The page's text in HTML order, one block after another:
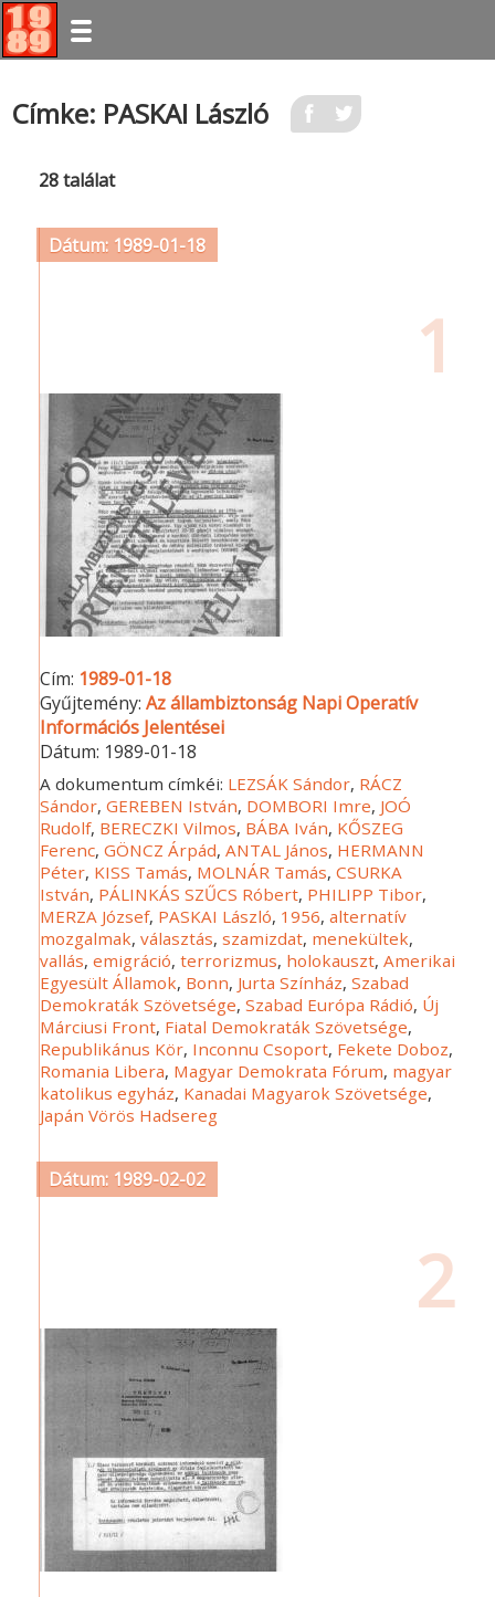
Ugrás
Címke: PASKAI László
28 találat
Dátum: 1989-01-18
1
Cím: 1989-01-18
Gyűjtemény:Az állambiztonság Napi Operatív
Információs Jelentései
Dátum: 1989-01-18
A dokumentum címkéi: LEZSÁK Sándor, RÁCZ
Sándor,GEREBEN István, DOMBORI Imre, JOÓ
Rudolf, BERECZKI Vilmos, BÁBA Iván, KŐSZEG
Ferenc,GÖNCZ Árpád,ANTAL János, HERMANN
Péter, KISS Tamás, MOLNÁR Tamás,CSURKA
István, PÁLINKÁS SZŰCS Róbert, PHILIPP Tibor,
MERZA József, PASKAI László, 1956,alternatív
mozgalmak,választás,szamizdat, menekültek,
vallás,emigráció,terrorizmus, holokauszt,Amerikai
Egyesült Államok, Bonn, Jurta Színház,Szabad
Demokraták Szövetsége,Szabad Európa Rádió, Új
Márciusi Front, Fiatal Demokraták Szövetsége,
Republikánus Kör, Inconnu Csoport, Fekete Doboz,
Romania Libera, Magyar Demokrata Fórum, magyar
katolikus egyház, Kanadai Magyarok Szövetsége,
Japán Vörös Hadsereg
Dátum: 1989-02-02
2